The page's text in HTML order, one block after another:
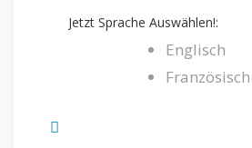
Jetzt Sprache Auswählen!:
Englisch
Französisch